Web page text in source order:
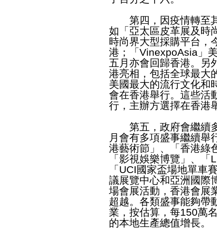
第四，因疫情轉至其
如「亞太區皮革展及時
時尚界大型採購平台，
港；「VinexpoAsia」
五月亦會回歸香港。另
港亮相，包括全球最大
美國最大的流行文化和
會在香港舉行。這些活
行，主辦方選擇在香港
第五，政府會繼續多
月會有多項盛事繼續舉
港藝術節」、「香港綠
「影視娛樂博覽」、
「UCI國家盃場地單車
議展覽中心和亞洲國際
場會展活動，香港會展
超越。各類盛事能夠帶
業，按估算，每150萬
的本地生產總值增長。